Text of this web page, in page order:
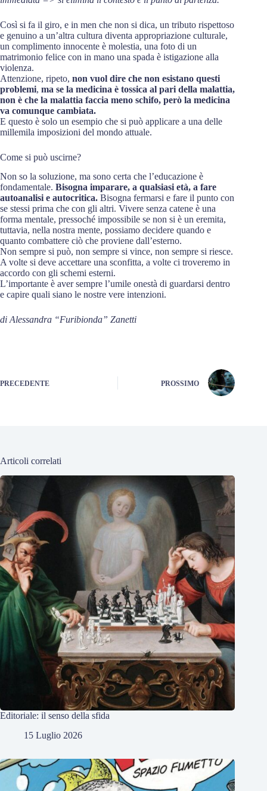
Così si fa il giro, e in men che non si dica, un tributo rispettoso
e genuino a un’altra cultura diventa appropriazione culturale,
un complimento innocente è molestia, una foto di un
matrimonio felice con in mano una spada è istigazione alla
violenza.
Attenzione, ripeto, non vuol dire che non esistano questi
problemi, ma se la medicina è tossica al pari della malattia,
non è che la malattia faccia meno schifo, però la medicina
va comunque cambiata.
E questo è solo un esempio che si può applicare a una delle
millemila imposizioni del mondo attuale.
Come si può uscirne?
Non so la soluzione, ma sono certa che l’educazione è
fondamentale. Bisogna imparare, a qualsiasi età, a fare
autoanalisi e autocritica. Bisogna fermarsi e fare il punto con
se stessi prima che con gli altri. Vivere senza catene è una
forma mentale, pressoché impossibile se non si è un eremita,
tuttavia, nella nostra mente, possiamo decidere quando e
quanto combattere ciò che proviene dall’esterno.
Non sempre si può, non sempre si vince, non sempre si riesce.
A volte si deve accettare una sconfitta, a volte ci troveremo in
accordo con gli schemi esterni.
L’importante è aver sempre l’umile onestà di guardarsi dentro
e capire quali siano le nostre vere intenzioni.
di Alessandra “Furibionda” Zanetti
PRECEDENTE PROSSIMO
Articoli correlati
Editoriale: il senso della sfida
15 Luglio 2026